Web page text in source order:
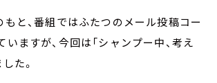
と、番組ではふたつのメール投稿コー
ますが、今回は「シャンプー中、考え
た。